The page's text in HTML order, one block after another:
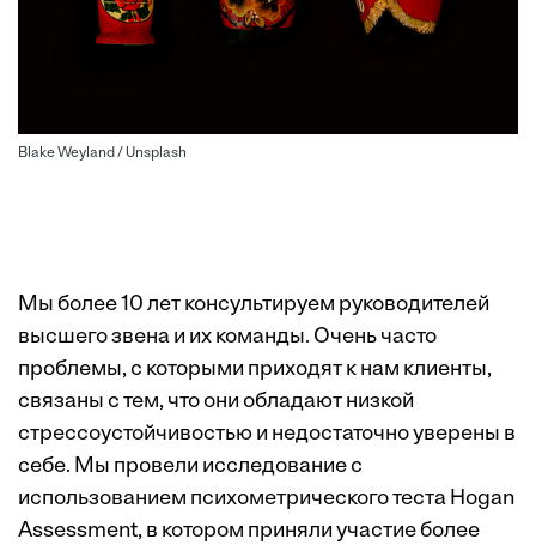
Blake Weyland / Unsplash
Мы более 10 лет консультируем руководителей
высшего звена и их команды. Очень часто
проблемы, с которыми приходят к нам клиенты,
связаны с тем, что они обладают низкой
стрессоустойчивостью и недостаточно уверены в
себе. Мы провели исследование с
использованием психометрического теста Hogan
Assessment, в котором приняли участие более